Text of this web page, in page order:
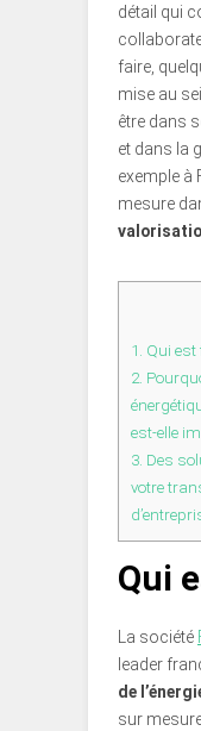
détail qui
faire,
mise au
être dans
et dans la
exemple à
mesure
1. Qui est
2.
est-elle
3. Des
votre
Qui
La société
leader
de
sur